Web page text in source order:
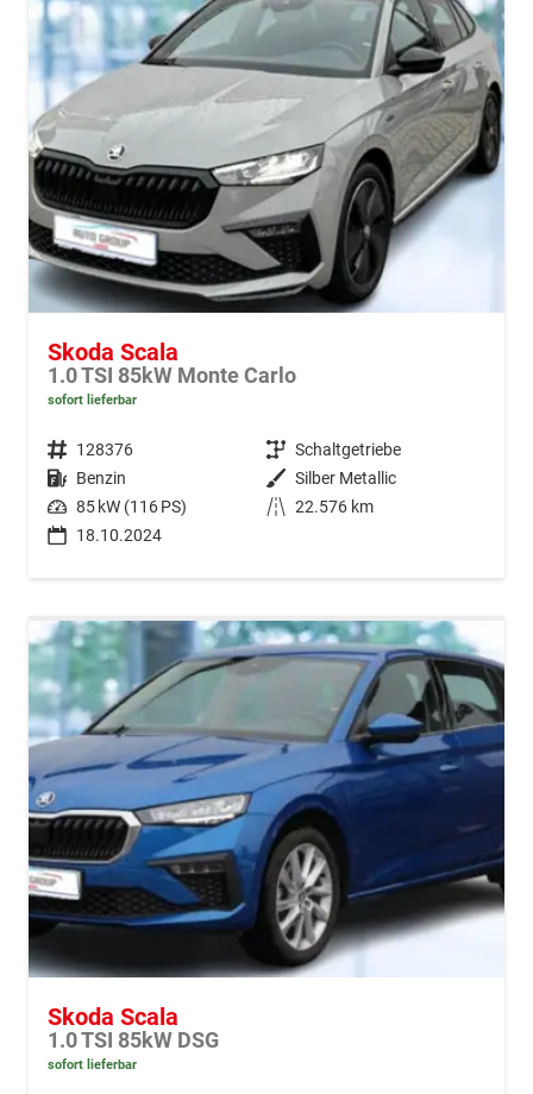
Skoda Scala
1.0 TSI 85kW Monte Carlo
sofort lieferbar
Fahrzeugnr. 128376 Getriebe Schaltgetriebe
Kraftstoff Benzin Außenfarbe Silber Metallic
Leistung 85 kW (116 PS) Kilometerstand 22.576 km
18.10.2024
Skoda Scala
1.0 TSI 85kW DSG
sofort lieferbar